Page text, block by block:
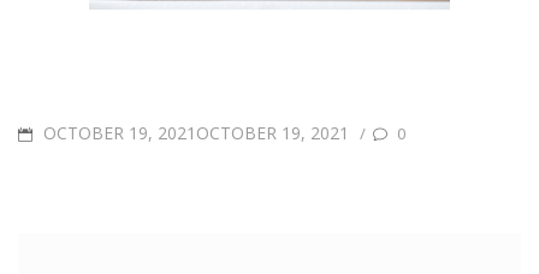
POSTEDOCTOBER 19, 2021OCTOBER 19, 2021 / 0